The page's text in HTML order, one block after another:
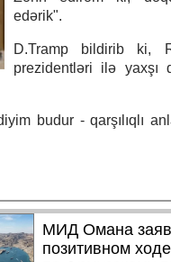
edərik".
D.Tramp bildirib ki,
prezidentləri ilə yaxşı
budur - qarşılıqlı